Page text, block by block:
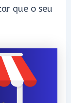
que o seu